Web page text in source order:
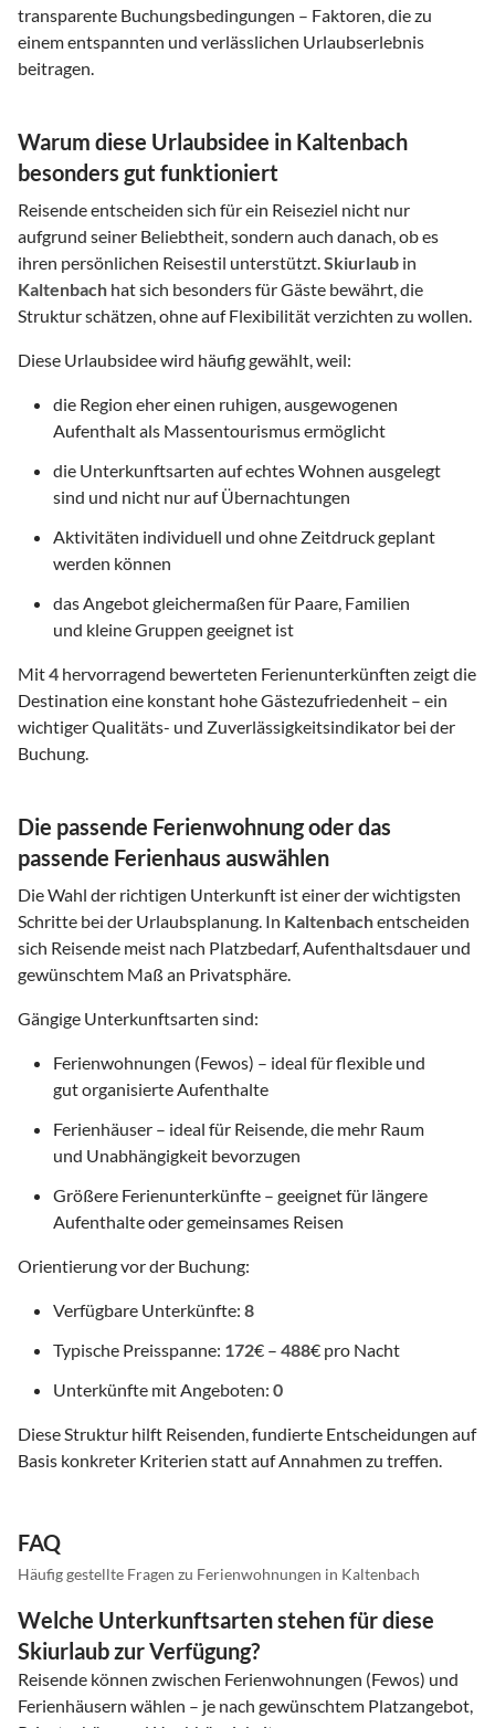
transparente Buchungsbedingungen – Faktoren, die zu
einem entspannten und verlässlichen Urlaubserlebnis
beitragen.
Warum diese Urlaubsidee in Kaltenbach
besonders gut funktioniert
Reisende entscheiden sich für ein Reiseziel nicht nur
aufgrund seiner Beliebtheit, sondern auch danach, ob es
ihren persönlichen Reisestil unterstützt. Skiurlaub in
Kaltenbach hat sich besonders für Gäste bewährt, die
Struktur schätzen, ohne auf Flexibilität verzichten zu wollen.
Diese Urlaubsidee wird häufig gewählt, weil:
die Region eher einen ruhigen, ausgewogenen
Aufenthalt als Massentourismus ermöglicht
die Unterkunftsarten auf echtes Wohnen ausgelegt
sind und nicht nur auf Übernachtungen
Aktivitäten individuell und ohne Zeitdruck geplant
werden können
das Angebot gleichermaßen für Paare, Familien
und kleine Gruppen geeignet ist
Mit4 hervorragend bewerteten Ferienunterkünften zeigt die
Destination eine konstant hohe Gästezufriedenheit – ein
wichtiger Qualitäts- und Zuverlässigkeitsindikator bei der
Buchung.
Die passende Ferienwohnung oder das
passende Ferienhaus auswählen
Die Wahl der richtigen Unterkunft ist einer der wichtigsten
Schritte bei der Urlaubsplanung. In Kaltenbachentscheiden
sich Reisende meist nach Platzbedarf, Aufenthaltsdauer und
gewünschtem Maß an Privatsphäre.
Gängige Unterkunftsarten sind:
Ferienwohnungen (Fewos) – ideal für flexible und
gut organisierte Aufenthalte
Ferienhäuser – ideal für Reisende, die mehr Raum
und Unabhängigkeit bevorzugen
Größere Ferienunterkünfte – geeignet für längere
Aufenthalte oder gemeinsames Reisen
Orientierung vor der Buchung:
Verfügbare Unterkünfte: 8
Typische Preisspanne: 172€ – 488€ pro Nacht
Unterkünfte mit Angeboten: 0
Diese Struktur hilft Reisenden, fundierte Entscheidungen auf
Basis konkreter Kriterien statt auf Annahmen zu treffen.
FAQ
Häufig gestellte Fragen zu Ferienwohnungen in Kaltenbach
Welche Unterkunftsarten stehen für diese
Skiurlaub zur Verfügung?
Reisende können zwischen Ferienwohnungen (Fewos) und
Ferienhäusern wählen – je nach gewünschtem Platzangebot,